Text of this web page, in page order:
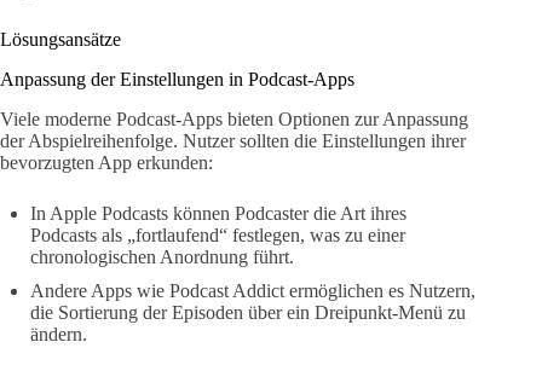
Lösungsansätze
Anpassung der Einstellungen in Podcast-Apps
Viele moderne Podcast-Apps bieten Optionen zur Anpassung
der Abspielreihenfolge. Nutzer sollten die Einstellungen ihrer
bevorzugten App erkunden:
In Apple Podcasts können Podcaster die Art ihres
Podcasts als „fortlaufend“ festlegen, was zu einer
chronologischen Anordnung führt.
Andere Apps wie Podcast Addict ermöglichen es Nutzern,
die Sortierung der Episoden über ein Dreipunkt-Menü zu
ändern.